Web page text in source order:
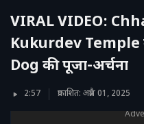
VIRAL VIDEO:
Kukurdev Temple
Dog की पूजा-अर्चना
2:57 प्रकाशित: अप्रैल 01, 2025